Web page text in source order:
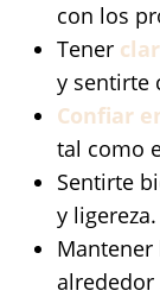
con los
Tener
y sentirte
Confiar
tal como
Sentirte
y ligereza.
Mantener
alrededor